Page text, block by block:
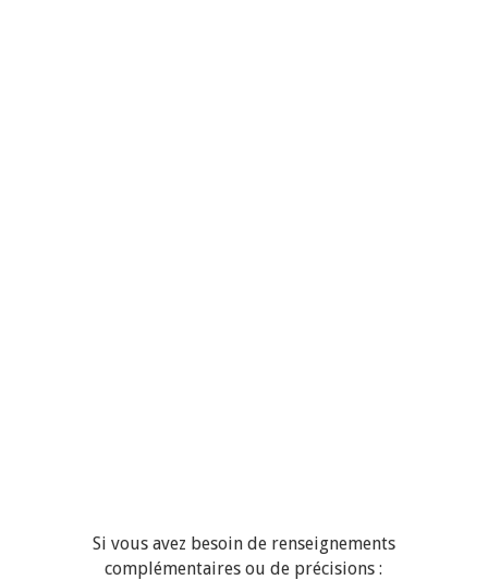
Si vous avez besoin de renseignements
complémentaires ou de précisions :